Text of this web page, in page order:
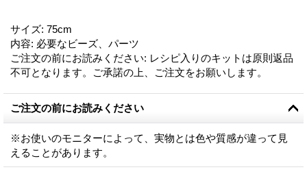
サイズ: 75cm
内容: 必要なビーズ、パーツ
ご注文の前にお読みください: レシピ入りのキットは原則返品
不可となります。ご承諾の上、ご注文をお願いします。
ご注文の前にお読みください
※お使いのモニターによって、実物とは色や質感が違って見
えることがあります。